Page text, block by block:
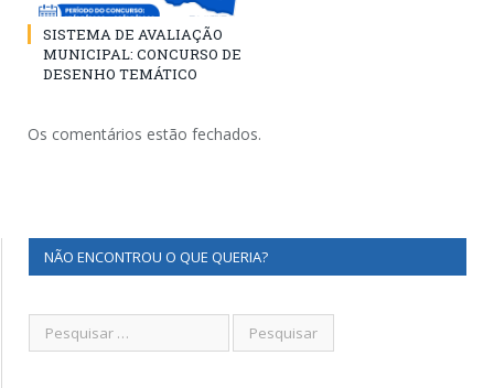
SISTEMA DE AVALIAÇÃO
MUNICIPAL: CONCURSO DE
DESENHO TEMÁTICO
Os comentários estão fechados.
NÃO ENCONTROU O QUE QUERIA?